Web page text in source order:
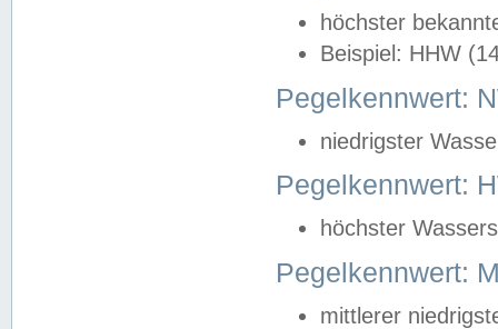
höchster
Beispiel: HHW
Pegelkennwert:
niedrigster
Pegelkennwert:
höchster
Pegelkennwert:
mittlerer